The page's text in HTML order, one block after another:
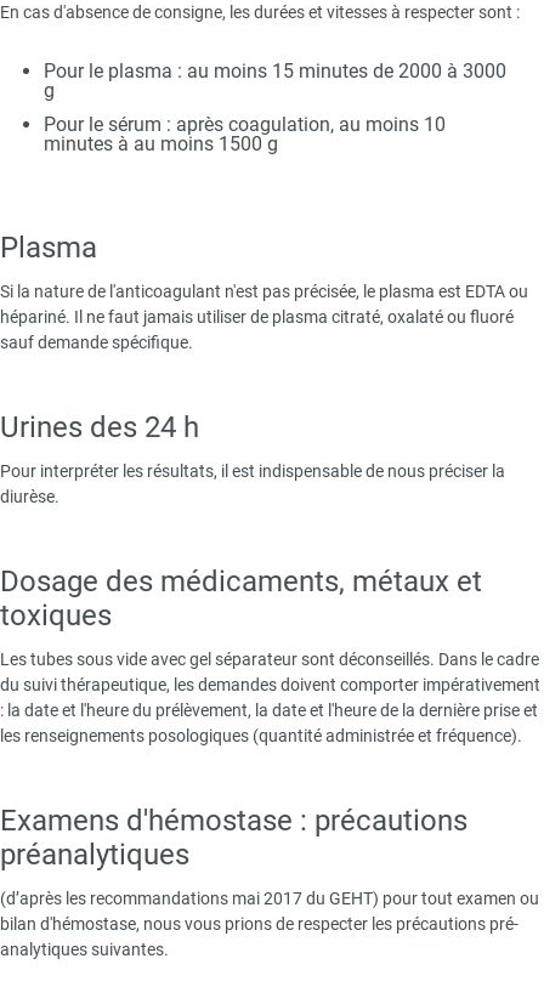
En cas d'absence de consigne, les durées et vitesses à respecter sont :
Pour le plasma : au moins 15 minutes de 2000 à 3000
g
Pour le sérum : après coagulation, au moins 10
minutes à au moins 1500 g
Plasma
Si la nature de l'anticoagulant n'est pas précisée, le plasma est EDTA ou
hépariné. Il ne faut jamais utiliser de plasma citraté, oxalaté ou fluoré
sauf demande spécifique.
Urines des 24 h
Pour interpréter les résultats, il est indispensable de nous préciser la
diurèse.
Dosage des médicaments, métaux et
toxiques
Les tubes sous vide avec gel séparateur sont déconseillés. Dans le cadre
du suivi thérapeutique, les demandes doivent comporter impérativement
: la date et l'heure du prélèvement, la date et l'heure de la dernière prise et
les renseignements posologiques (quantité administrée et fréquence).
Examens d'hémostase : précautions
préanalytiques
(d’après les recommandations mai 2017 du GEHT) pour tout examen ou
bilan d'hémostase, nous vous prions de respecter les précautions pré-
analytiques suivantes.